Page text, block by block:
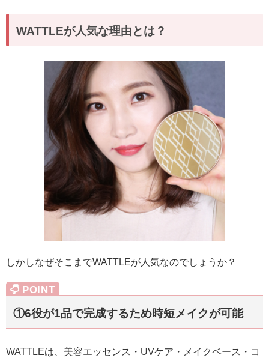
WATTLEが人気な理由とは？
しかしなぜそこまでWATTLEが人気なのでしょうか？
①6役が1品で完成するため時短メイクが可能
WATTLEは、美容エッセンス・UVケア・メイクベース・コ